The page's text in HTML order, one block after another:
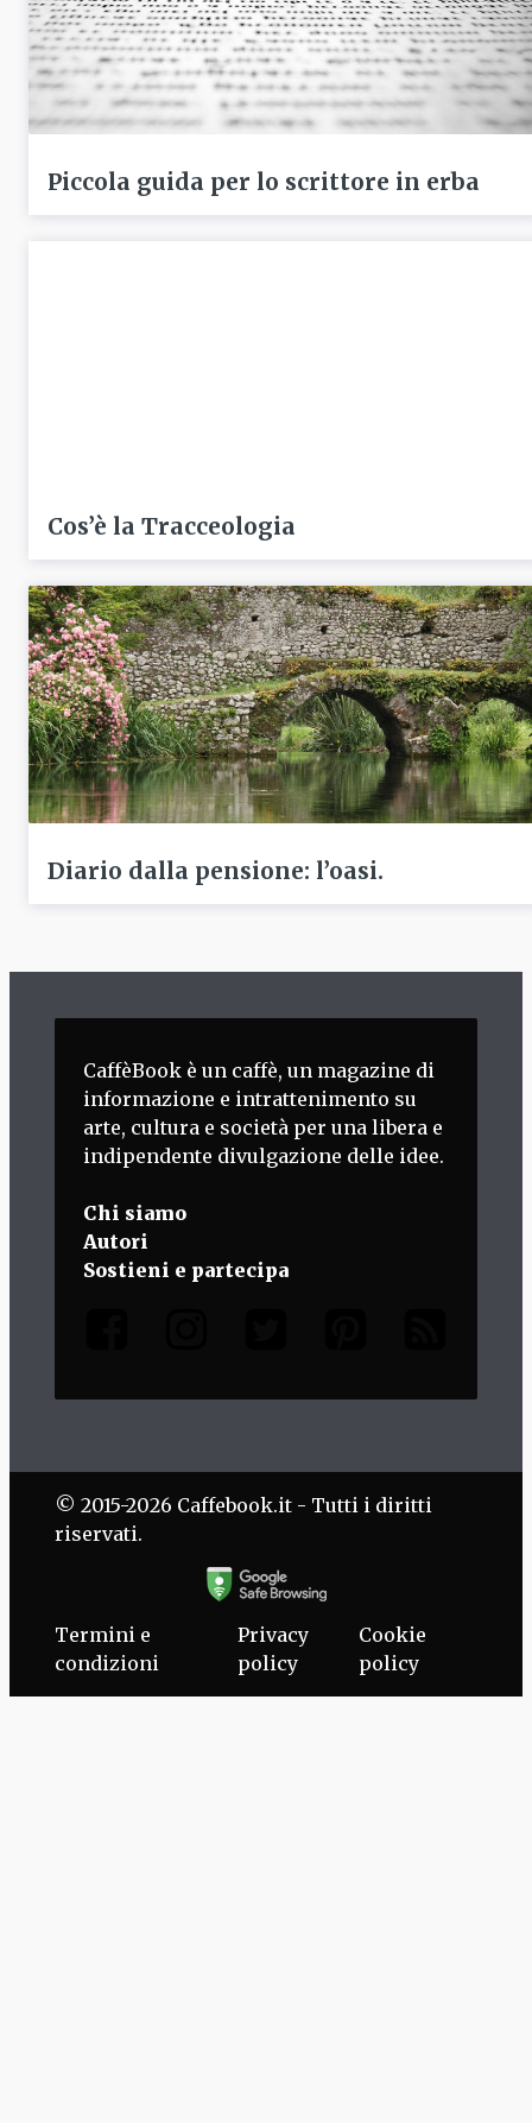
Piccola guida per lo scrittore in erba
Cos’è la Tracceologia
Diario dalla pensione: l’oasi.
CaffèBook è un caffè, un magazine di
informazione e intrattenimento su
arte, cultura e società per una libera e
indipendente divulgazione delle idee.
Chi siamo
Autori
Sostieni e partecipa
© 2015-2026 Caffebook.it - Tutti i diritti
riservati.
Termini e
condizioni
Privacy
policy
Cookie
policy